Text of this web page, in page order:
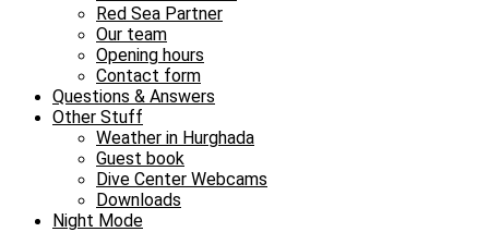
Red Sea Partner
Our team
Opening hours
Contact form
Questions & Answers
Other Stuff
Weather in Hurghada
Guest book
Dive Center Webcams
Downloads
Night Mode